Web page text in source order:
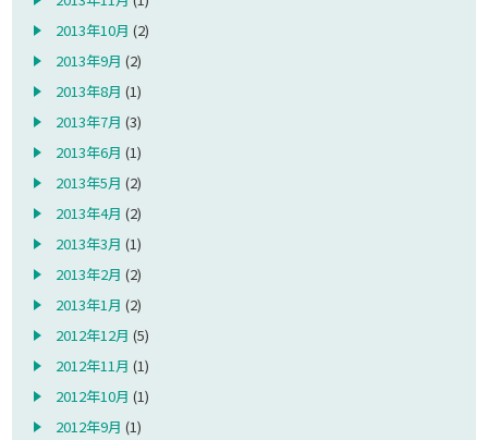
2013年10月 (2)
2013年9月 (2)
2013年8月 (1)
2013年7月 (3)
2013年6月 (1)
2013年5月 (2)
2013年4月 (2)
2013年3月 (1)
2013年2月 (2)
2013年1月 (2)
2012年12月 (5)
2012年11月 (1)
2012年10月 (1)
2012年9月 (1)